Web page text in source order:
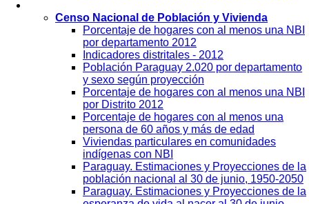
Censo Nacional de Población y Vivienda
Porcentaje de hogares con al menos una NBI
por departamento 2012
Indicadores distritales - 2012
Población Paraguay 2.020 por departamento
y sexo según proyección
Porcentaje de hogares con al menos una NBI
por Distrito 2012
Porcentaje de hogares con al menos una
persona de 60 años y más de edad
Viviendas particulares en comunidades
indígenas con NBI
Paraguay. Estimaciones y Proyecciones de la
población nacional al 30 de junio, 1950-2050
Paraguay. Estimaciones y Proyecciones de la